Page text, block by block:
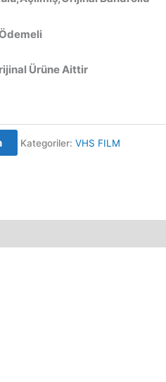
Ürüne Aittir
Kategoriler: VHS FILM